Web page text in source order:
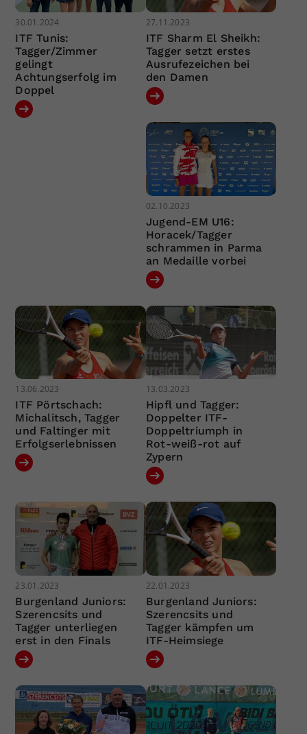
30.01.2024
ITF Tunis:
Tagger/Zimmer
gelingt
Achtungserfolg im
Doppel
27.11.2023
ITF Sharm El Sheikh:
Tagger setzt erstes
Ausrufezeichen bei
den Damen
02.10.2023
Jugend-EM U16:
Horacek/Tagger
schrammen in Parma
an Medaille vorbei
13.06.2023
ITF Pörtschach:
Michalitsch, Tagger
und Faltinger mit
Erfolgserlebnissen
13.03.2023
Hipfl und Tagger:
Doppelter ITF-
Doppeltriumph in
Rot-weiß-rot auf
Zypern
23.01.2023
Burgenland Juniors:
Szerencsits und
Tagger unterliegen
erst in den Finals
22.01.2023
Burgenland Juniors:
Szerencsits und
Tagger kämpfen um
ITF-Heimsiege